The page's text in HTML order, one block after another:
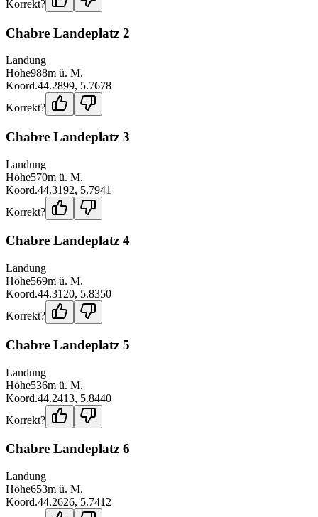
Korrekt?
Chabre Landeplatz 2
Landung
Höhe988m ü. M.
Koord.44.2899, 5.7678
Korrekt?
Chabre Landeplatz 3
Landung
Höhe570m ü. M.
Koord.44.3192, 5.7941
Korrekt?
Chabre Landeplatz 4
Landung
Höhe569m ü. M.
Koord.44.3120, 5.8350
Korrekt?
Chabre Landeplatz 5
Landung
Höhe536m ü. M.
Koord.44.2413, 5.8440
Korrekt?
Chabre Landeplatz 6
Landung
Höhe653m ü. M.
Koord.44.2626, 5.7412